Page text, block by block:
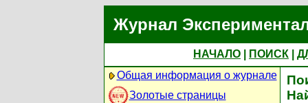
Журнал
НАЧАЛО ПОИСК
Общая информация о журнале
Золотые страницы